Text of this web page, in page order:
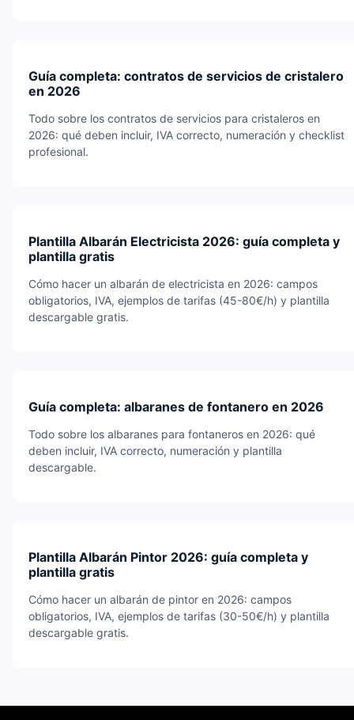
Guía completa: contratos de servicios de cristalero
en 2026
Todo sobre los contratos de servicios para cristaleros en
2026: qué deben incluir, IVA correcto, numeración y checklist
profesional.
Plantilla Albarán Electricista 2026: guía completa y
plantilla gratis
Cómo hacer un albarán de electricista en 2026: campos
obligatorios, IVA, ejemplos de tarifas (45-80€/h) y plantilla
descargable gratis.
Guía completa: albaranes de fontanero en 2026
Todo sobre los albaranes para fontaneros en 2026: qué
deben incluir, IVA correcto, numeración y plantilla
descargable.
Plantilla Albarán Pintor 2026: guía completa y
plantilla gratis
Cómo hacer un albarán de pintor en 2026: campos
obligatorios, IVA, ejemplos de tarifas (30-50€/h) y plantilla
descargable gratis.